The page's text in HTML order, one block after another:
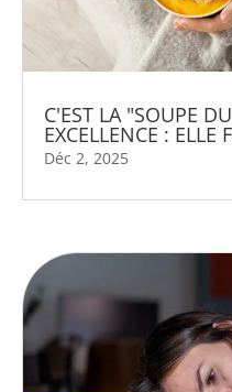
C'EST LA "SOUPE
EXCELLENCE : ELLE
Déc 2, 2025